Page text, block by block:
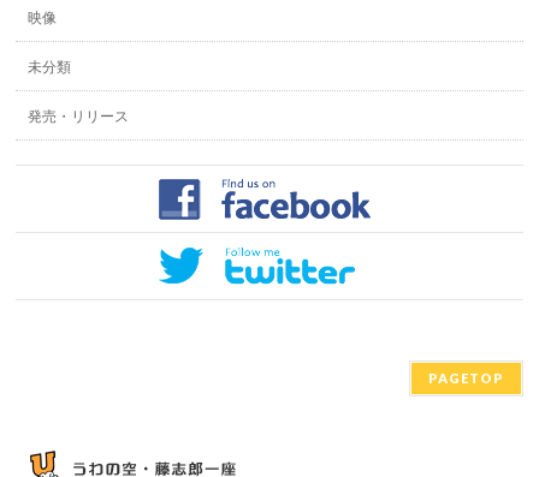
映像
未分類
発売・リリース
PAGETOP